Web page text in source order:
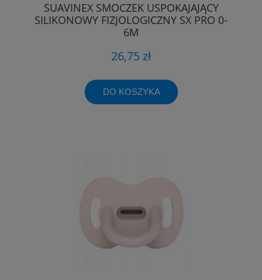
SUAVINEX SMOCZEK USPOKAJAJĄCY
SILIKONOWY FIZJOLOGICZNY SX PRO 0-
6M
26,75 zł
DO KOSZYKA